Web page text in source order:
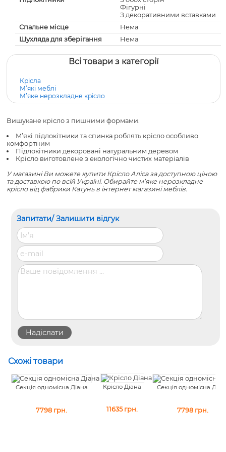
Фігурні
З декоративними вставками
Спальне місце
Нема
Шухляда для зберігання
Нема
Всі товари з категорії
Крісла
М’які меблі
М’яке нерозкладне крісло
Вишукане крісло з пишними формами.
М’які підлокітники та спинка роблять крісло особливо
комфортним
Підлокітники декоровані натуральним деревом
Крісло виготовлене з екологічно чистих матеріалів
У магазині Ви можете купити Крісло Аліса за доступною ціною
та доставкою по всій Україні. Обирайтем’яке нерозкладне
крісло від фабрики Катунь в інтернет магазині меблів.
Запитати/ Залишити відгук
Схожі товари
Секція одномісна Діана
7798 грн.
Крісло Діана
11635 грн.
Секція одномісна
7798 грн.